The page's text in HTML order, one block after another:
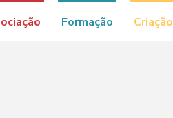
Formação Criação